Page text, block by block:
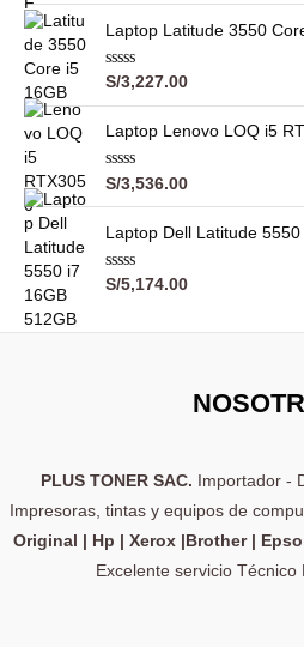
n
0
d
e
5
o
a
d
o
c
n
0
d
e
Laptop Latitude 3550
V
l
o
a
d
o
c
n
0
d
e
S/3,227.00
Laptop Lenovo LOQ i5
V
o
a
d
o
S/3,536.00
Laptop Dell Latitude
V
o
d
e
5
S/5,174.00
PLUS TONER SAC. Importador -
Impresoras, tintas y equipos de
Original | Hp | Xerox |Brother |
Excelente servicio Técnico